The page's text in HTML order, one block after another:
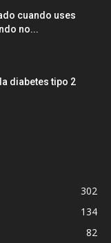
cuando uses
no...
diabetes tipo 2
302
134
82